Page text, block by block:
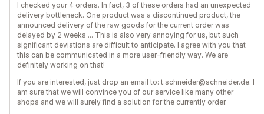
I checked your 4 orders. In fact, 3 of these orders had an unexpected
delivery bottleneck. One product was a discontinued product, the
announced delivery of the raw goods for the current order was
delayed by 2 weeks ... This is also very annoying for us, but such
significant deviations are difficult to anticipate. I agree with you that
this can be communicated in a more user-friendly way. We are
definitely working on that!
If you are interested, just drop an email to: t.schneider@schneider.de. I
am sure that we will convince you of our service like many other
shops and we will surely find a solution for the currently order.